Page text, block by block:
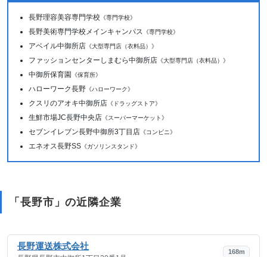
長野理容美容専門学校 《専門学校》
長野美術専門学校メインキャンパス 《専門学校》
アベイル中御所店 《大型専門店（衣料品）》
ファッションセンターしまむら中御所店 《大型専門店（衣料品）》
中御所保育園 《保育所》
ハローワーク長野 《ハローワーク》
クスリのアオキ中御所店 《ドラッグストア》
生鮮市場JC長野中央店 《スーパーマーケット》
セブンイレブン長野中御所3丁目店 《コンビニ》
エネオス長野SS 《ガソリンスタンド》
「長野市」の近隣企業
長野運送株式会社
168m